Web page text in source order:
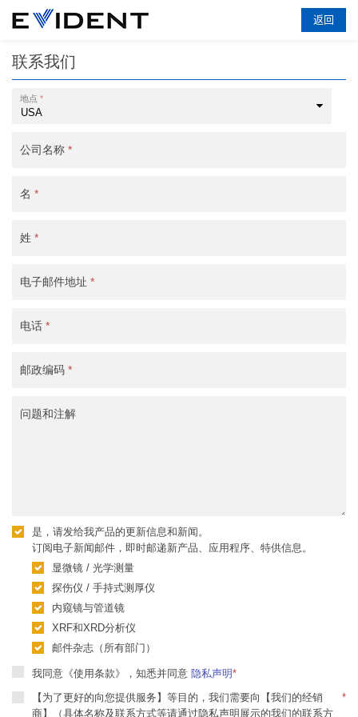
返回
联系我们
地点 *
公司名称 *
名 *
姓 *
电子邮件地址 *
电话 *
邮政编码 *
问题和注解
是，请发给我产品的更新信息和新闻。
订阅电子新闻邮件，即时邮递新产品、应用程序、特供信息。
显微镜 / 光学测量
探伤仪 / 手持式测厚仪
内窥镜与管道镜
XRF和XRD分析仪
邮件杂志（所有部门）
我同意《使用条款》，知悉并同意 隐私声明*
【为了更好的向您提供服务】等目的，我们需要向【我们的经销
商】（具体名称及联系方式等请通过隐私声明展示的我们的联系方
*